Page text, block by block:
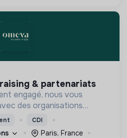
& partenariats
engagé, nous vous
des organisations
afin d'œuvrer
souhaitable.
CDI
Paris, France